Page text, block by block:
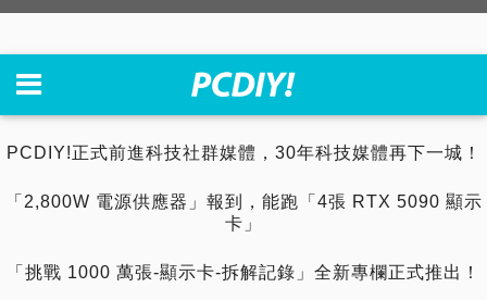
PCDIY!正式前進科技社群媒體，30年科技媒體再下一城！
「2,800W 電源供應器」報到，能跑「4張 RTX 5090 顯示
卡」
「挑戰 1000 萬張-顯示卡-拆解記錄」全新專欄正式推出！